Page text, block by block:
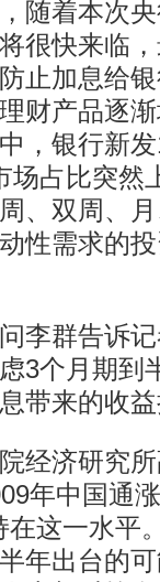
着本次央
很快来临
止加息给
财产品逐
，银行新
场占比突然
、双周、
性需求的
群告诉记
3个月期到
带来的收
济研究所
年中国通
这一水平
年出台的